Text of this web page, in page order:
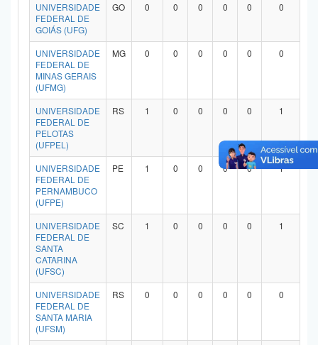
UNIVERSIDADE
FEDERAL DE
GOIÁS (UFG)
GO 0 0 0 0 0 0
UNIVERSIDADE
FEDERAL DE
MINAS GERAIS
(UFMG)
MG 0 0 0 0 0 0
UNIVERSIDADE
FEDERAL DE
PELOTAS
(UFPEL)
RS 1 0 0 0 0 1
UNIVERSIDADE
FEDERAL DE
PERNAMBUCO
(UFPE)
PE 1 0 0 0 0 1
UNIVERSIDADE
FEDERAL DE
SANTA
CATARINA
(UFSC)
SC 1 0 0 0 0 1
UNIVERSIDADE
FEDERAL DE
SANTA MARIA
(UFSM)
RS 0 0 0 0 0 0